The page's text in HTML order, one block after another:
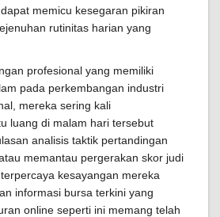
memicu kesegaran pikiran
rutinitas harian yang
profesional yang memiliki
pada perkembangan industri
mereka sering kali
luang di malam hari tersebut
analisis taktik pertandingan
memantau pergerakan skor judi
kesayangan mereka
informasi bursa terkini yang
online seperti ini memang telah